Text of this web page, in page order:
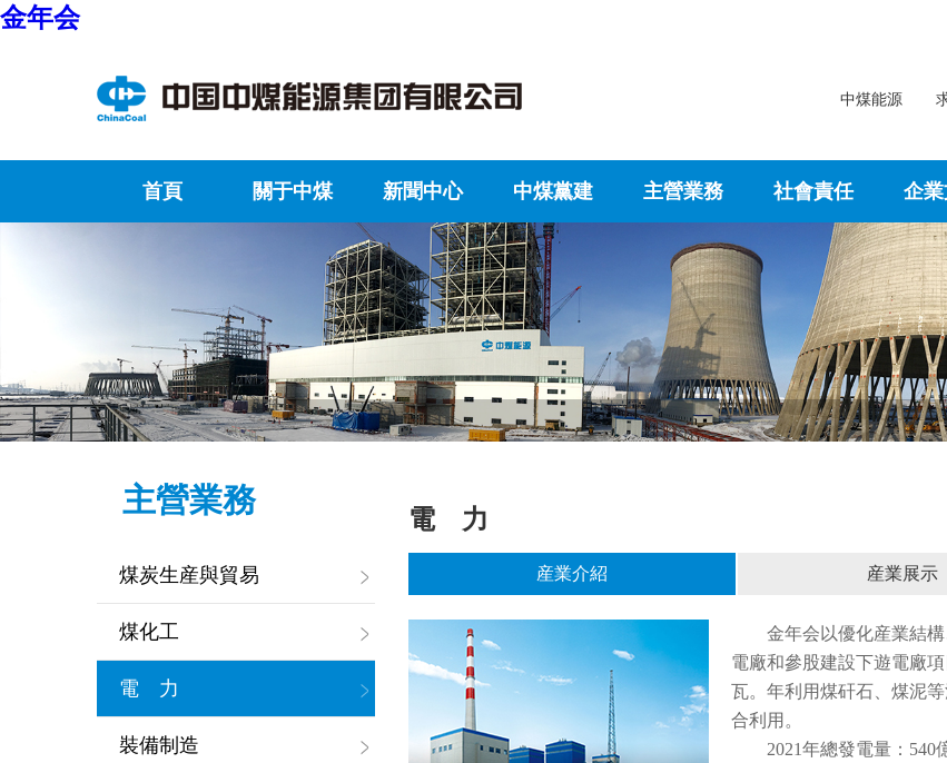
金年会
中煤能源
首頁 關于中煤 新聞中心 中煤黨建 主營業務 社會責任 企
主營業務
煤炭生産與貿易
煤化工
電 力
裝備制造
電 力
産業介紹 産業展示
金年会以優化産業結
電廠和參股建設下遊電廠
瓦。年利用煤矸石、煤泥
合利用。
2021年總發電量：540